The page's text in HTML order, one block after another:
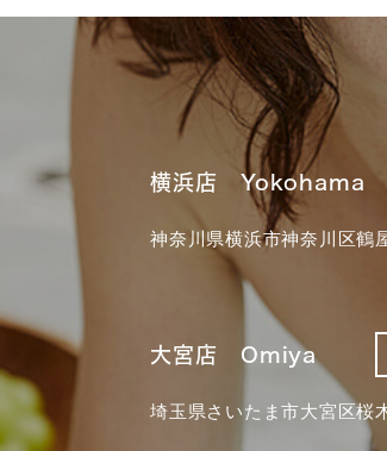
横浜店 Yokohama
神奈川県横浜市神奈川区
大宮店 Omiya
埼玉県さいたま市大宮区